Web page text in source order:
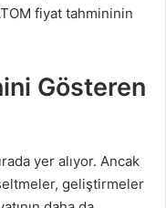
fiyat tahmininin
Gösteren
yer alıyor. Ancak
geliştirmeler